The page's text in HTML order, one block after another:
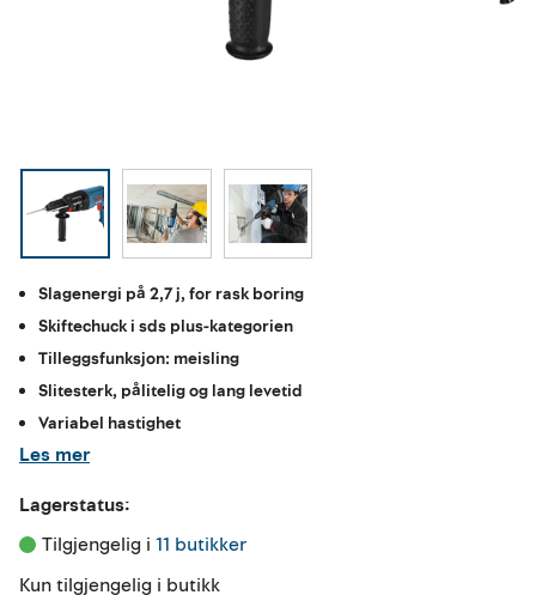
Slagenergi på 2,7 j, for rask boring
Skiftechuck i sds plus-kategorien
Tilleggsfunksjon: meisling
Slitesterk, pålitelig og lang levetid
Variabel hastighet
Les mer
Lagerstatus:
Tilgjengelig i 11 butikker
Kun tilgjengelig i butikk